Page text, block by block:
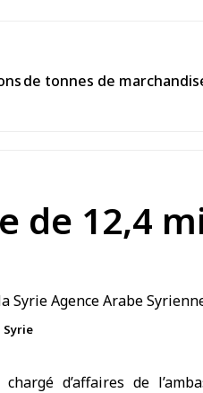
de tonnes de
de 12,4
Syrie
chargé d’affaires de